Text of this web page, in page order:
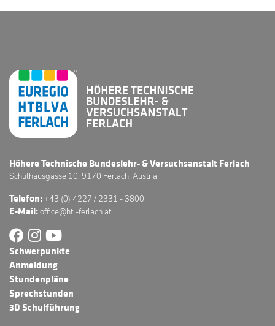
Höhere Technische Bundeslehr- & Versuchsanstalt Ferlach
Schulhausgasse 10, 9170 Ferlach, Austria
Telefon:+43 (0) 4227 / 2331 - 3800
E-Mail:office@htl-ferlach.at
Schwerpunkte
Anmeldung
Stundenpläne
Sprechstunden
3D Schulführung